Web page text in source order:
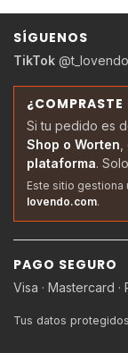
SÍGUENOS
TikTok
¿COMPRASTE
Si tu pedido es
Shop o Worten
plataforma.
Este sitio gestiona
lovendo.com.
PAGO SEGURO
Visa · Mastercard ·
Tus datos